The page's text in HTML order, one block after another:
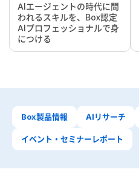
AIエージェントの時代に問
われるスキルを、Box認定
AIプロフェッショナルで身
につける
Box製品情報 AIリサーチ
イベント・セミナーレポート